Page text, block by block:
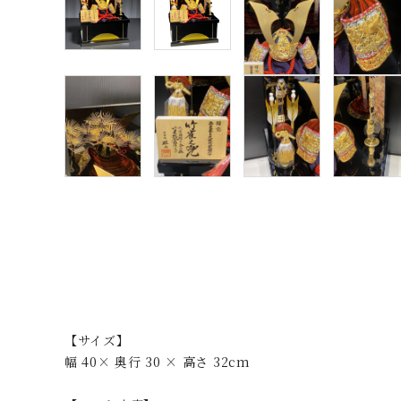
【サイズ】
幅 40× 奥行 30 × 高さ 32cm